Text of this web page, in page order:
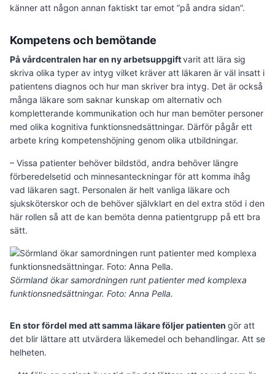
känner att någon annan faktiskt tar emot ”på andra sidan”.
Kompetens och bemötande
På vårdcentralen har en ny arbetsuppgiftvarit att lära sig
skriva olika typer av intyg vilket kräver att läkaren är väl insatt i
patientens diagnos och hur man skriver bra intyg. Det är också
många läkare som saknar kunskap om alternativ och
kompletterande kommunikation och hur man bemöter personer
med olika kognitiva funktionsnedsättningar. Därför pågår ett
arbete kring kompetenshöjning genom olika utbildningar.
– Vissa patienter behöver bildstöd, andra behöver längre
förberedelsetid och minnesanteckningar för att komma ihåg
vad läkaren sagt. Personalen är helt vanliga läkare och
sjuksköterskor och de behöver självklart en del extra stöd i den
här rollen så att de kan bemöta denna patientgrupp på ett bra
sätt.
Sörmland ökar samordningen runt patienter med kom­ple­xa
funktions­nedsättningar. Foto: Anna Pella.
En stor fördel med att samma läkare följer patienten gör att
det blir lättare att utvärdera läkemedel och behandlingar. Att se
helheten.